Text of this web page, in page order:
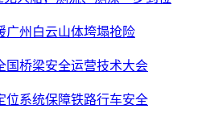
广州白云山体垮塌抢险
国桥梁安全运营技术大会
位系统保障铁路行车安全